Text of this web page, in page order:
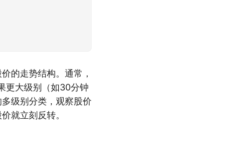
的走势结构。通常，
更大级别（如30分钟
级别分类，观察股价
就立刻反转。